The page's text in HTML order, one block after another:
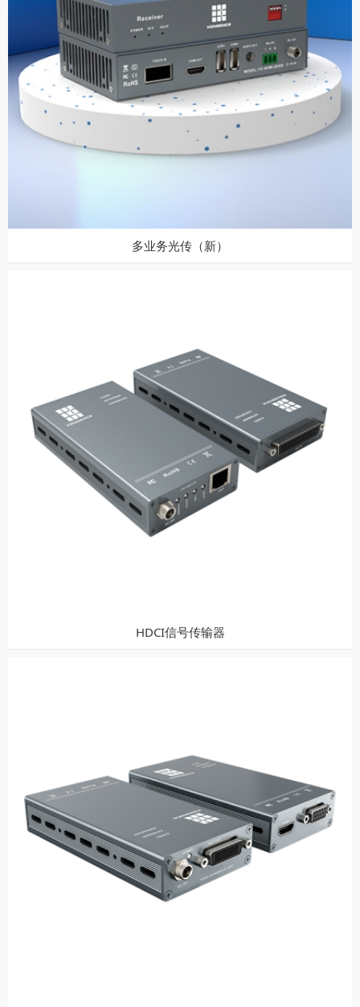
多业务光传（新）
HDCI信号传输器